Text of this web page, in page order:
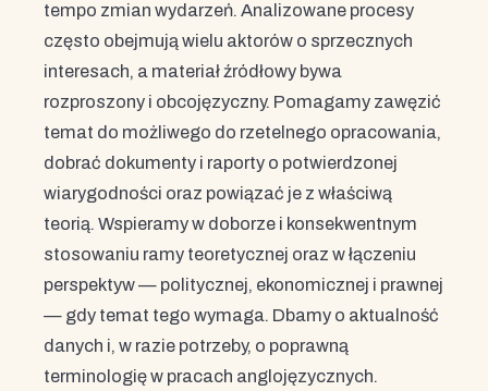
tempo zmian wydarzeń. Analizowane procesy
często obejmują wielu aktorów o sprzecznych
interesach, a materiał źródłowy bywa
rozproszony i obcojęzyczny. Pomagamy zawęzić
temat do możliwego do rzetelnego opracowania,
dobrać dokumenty i raporty o potwierdzonej
wiarygodności oraz powiązać je z właściwą
teorią. Wspieramy w doborze i konsekwentnym
stosowaniu ramy teoretycznej oraz w łączeniu
perspektyw — politycznej, ekonomicznej i prawnej
— gdy temat tego wymaga. Dbamy o aktualność
danych i, w razie potrzeby, o poprawną
terminologię w pracach anglojęzycznych.